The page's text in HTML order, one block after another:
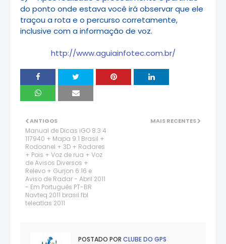
do ponto onde estava você irá observar que ele
traçou a rota e o percurso corretamente,
inclusive com a informação de voz.
http://www.aguiainfotec.com.br/
MAIS RECENTES
ANTIGOS
Manual de Dicas iGO 8.3.4
117940 + Mapa 9.1 Brasil +
Rodoanel + 3D + Radares
+ Pois + Voz de rua + Voz
de Avisos Diversos +
Relevo + Gurjon 6.16 e
Aviso de Radar - Abril 2011
- Em Português PT-BR
Navteq 2011 brasil.fbl
teleatlas 2011
POSTADO POR CLUBE DO GPS